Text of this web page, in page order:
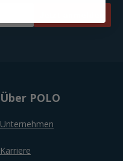
Über POLO
Unternehmen
Karriere